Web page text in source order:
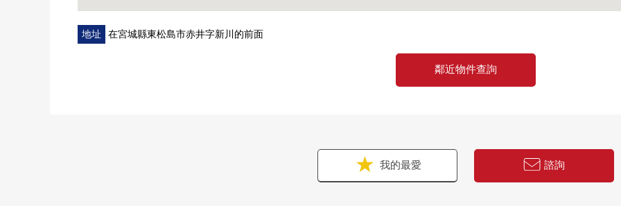
地址 在宮城縣東松島市赤井字新川的前面
鄰近物件查詢
我的最愛 諮詢